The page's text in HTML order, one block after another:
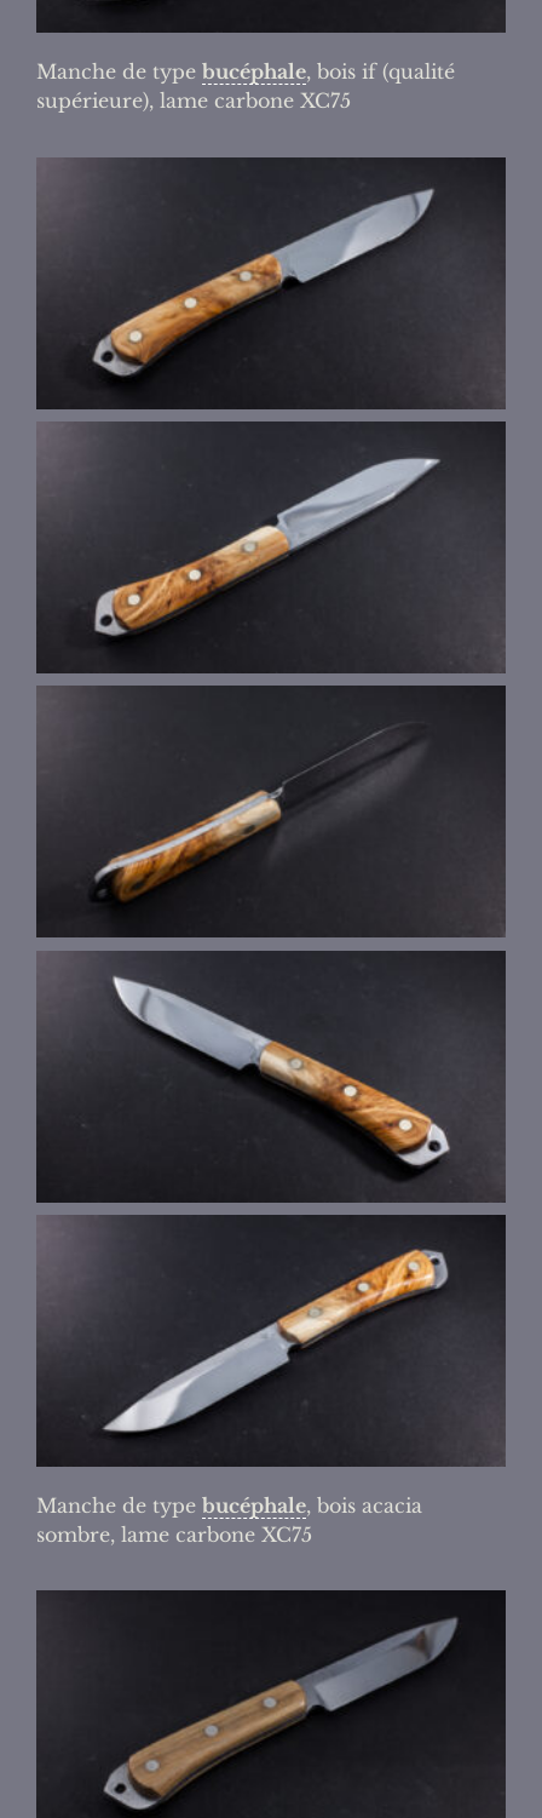
Manche de type bucéphale, bois if (qualité
supérieure), lame carbone XC75
Manche de type bucéphale, bois acacia
sombre, lame carbone XC75